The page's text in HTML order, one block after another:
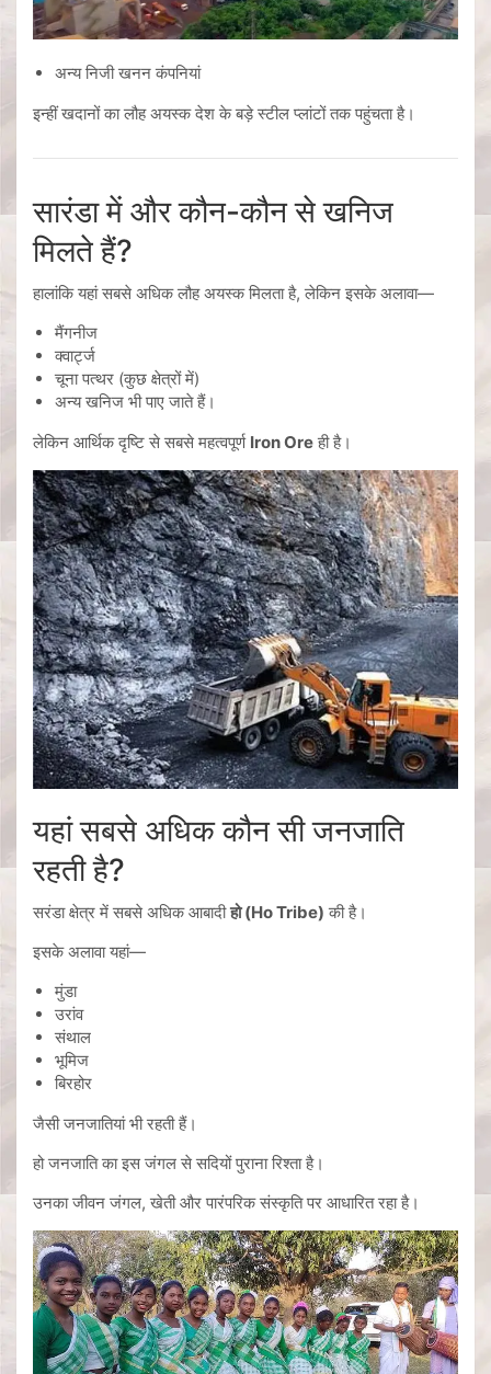
अन्य निजी खनन कंपनियां
इन्हीं खदानों का लौह अयस्क देश के बड़े स्टील प्लांटों तक पहुंचता है।
सारंडा में और कौन-कौन से खनिज
मिलते हैं?
हालांकि यहां सबसे अधिक लौह अयस्क मिलता है, लेकिन इसके अलावा—
मैंगनीज
क्वार्ट्ज
चूना पत्थर (कुछ क्षेत्रों में)
अन्य खनिज भी पाए जाते हैं।
लेकिन आर्थिक दृष्टि से सबसे महत्वपूर्ण Iron Oreही है।
यहां सबसे अधिक कौन सी जनजाति
रहती है?
सरंडा क्षेत्र में सबसे अधिक आबादीहो (Ho Tribe) की है।
इसके अलावा यहां—
मुंडा
उरांव
संथाल
भूमिज
बिरहोर
जैसी जनजातियां भी रहती हैं।
हो जनजाति का इस जंगल से सदियों पुराना रिश्ता है।
उनका जीवन जंगल, खेती और पारंपरिक संस्कृति पर आधारित रहा है।